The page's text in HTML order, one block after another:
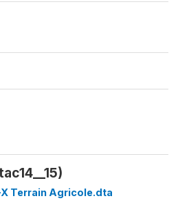
Terrain Agricole.dta